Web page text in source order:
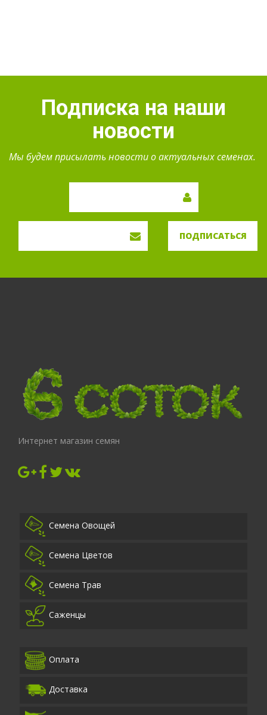
Подписка на наши
новости
Мы будем присылать новости о актуальных семенах.
ПОДПИСАТЬСЯ
Интернет магазин семян
Семена Овощей
Семена Цветов
Семена Трав
Саженцы
Оплата
Доставка